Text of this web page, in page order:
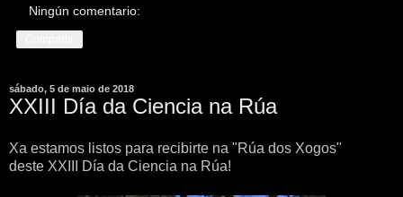
Ningún comentario:
sábado, 5 de maio de 2018
XXIII Día da Ciencia na Rúa
Xa estamos listos para recibirte na "Rúa dos Xogos"
deste XXIII Día da Ciencia na Rúa!